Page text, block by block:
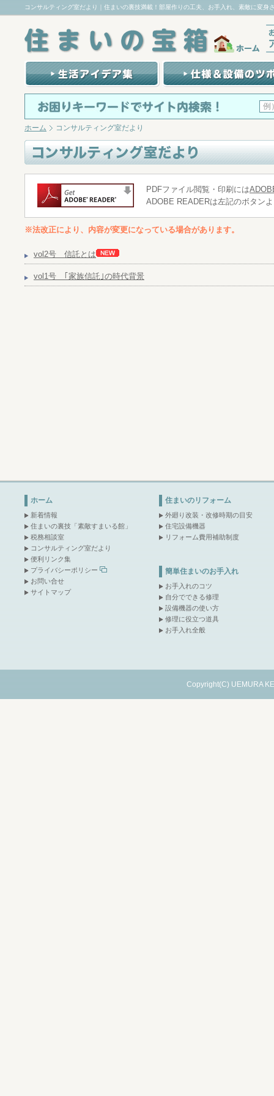
コンサルティング室だより｜住まいの裏技満載！部屋作りの工夫、お手入れ、素敵に変身
ホーム コンサルティング室だより
PDFファイル閲覧・印刷には
ADOBE READERは左記のボタン
※法改正により、内容が変更になっている場合があります。
vol2号 信託とは
vol1号 ｢家族信託｣の時代背景
ホーム
新着情報
住まいの裏技「素敵すまいる館」
税務相談室
コンサルティング室だより
便利リンク集
プライバシーポリシー
お問い合せ
サイトマップ
住まいのリフォーム
外廻り改装・改修時期の目安
住宅設備機器
リフォーム費用補助制度
簡単住まいのお手入れ
お手入れのコツ
自分でできる修理
設備機器の使い方
修理に役立つ道具
お手入れ全般
Copyright(C) UEMURA